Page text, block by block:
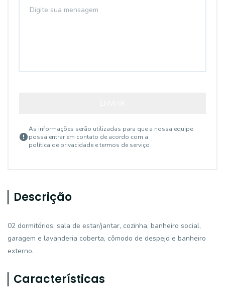
As informações serão utilizadas para que a nossa equipe
possa entrar em contato de acordo com a
política de privacidade e termos de serviço
Descrição
02 dormitórios, sala de estar/jantar, cozinha, banheiro social,
garagem e lavanderia coberta, cômodo de despejo e banheiro
externo.
Características